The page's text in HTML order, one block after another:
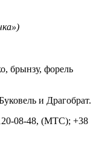
брынзу, форель
и Драгобрат.
08-48, (МТС); +38